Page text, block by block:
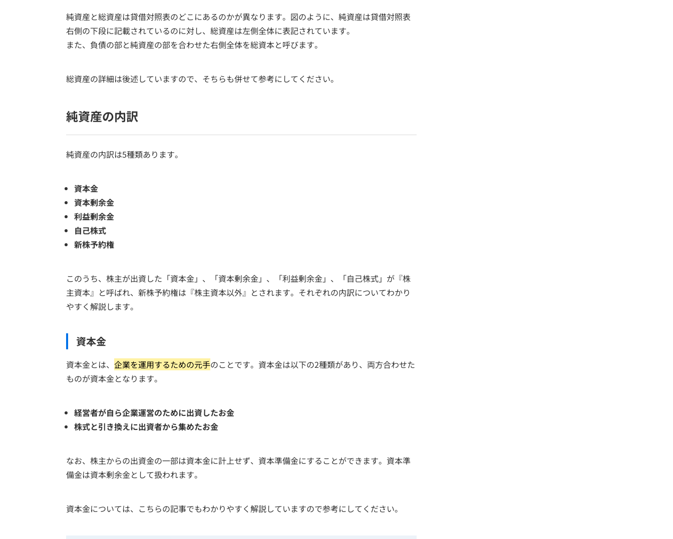
純資産と総資産は貸借対照表のどこにあるのかが異なります。図のように、純資産は貸借対照表
右側の下段に記載されているのに対し、総資産は左側全体に表記されています。
また、負債の部と純資産の部を合わせた右側全体を総資本と呼びます。
総資産の詳細は後述していますので、そちらも併せて参考にしてください。
純資産の内訳
純資産の内訳は5種類あります。
資本金
資本剰余金
利益剰余金
自己株式
新株予約権
このうち、株主が出資した「資本金」、「資本剰余金」、「利益剰余金」、「自己株式」が『株
主資本』と呼ばれ、新株予約権は『株主資本以外』とされます。それぞれの内訳についてわかり
やすく解説します。
資本金
資本金とは、 企業を運用するための元手のことです。資本金は以下の2種類があり、両方合わせた
ものが資本金となります。
経営者が自ら企業運営のために出資したお金
株式と引き換えに出資者から集めたお金
なお、株主からの出資金の一部は資本金に計上せず、資本準備金にすることができます。資本準
備金は資本剰余金として扱われます。
資本金については、こちらの記事でもわかりやすく解説していますので参考にしてください。